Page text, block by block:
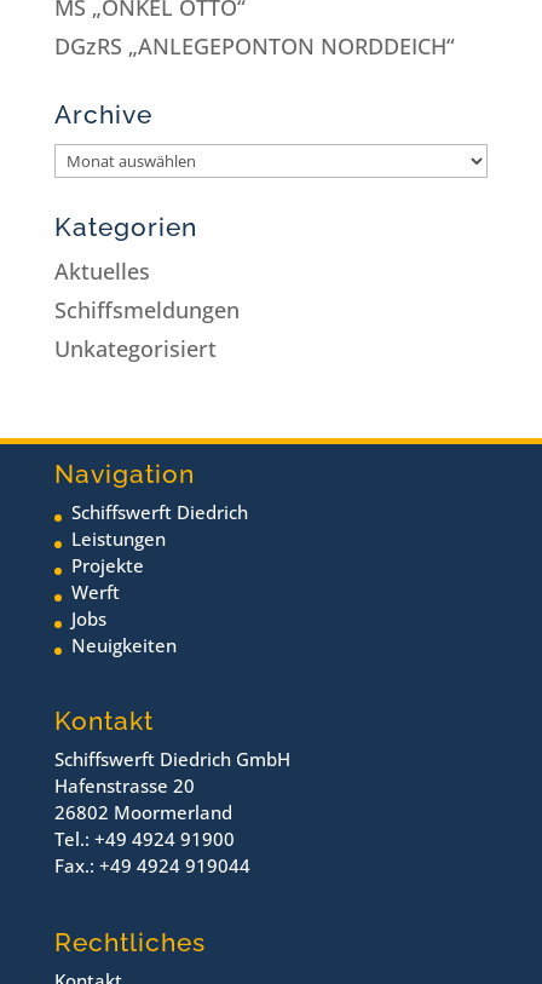
MS „ONKEL OTTO“
DGzRS „ANLEGEPONTON NORDDEICH“
Archive
Kategorien
Aktuelles
Schiffsmeldungen
Unkategorisiert
Navigation
Schiffswerft Diedrich
Leistungen
Projekte
Werft
Jobs
Neuigkeiten
Kontakt
Schiffswerft Diedrich GmbH
Hafenstrasse 20
26802 Moormerland
Tel.: +49 4924 91900
Fax.: +49 4924 919044
Rechtliches